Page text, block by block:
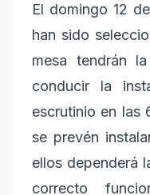
El domingo 12
han sido
mesa tendrán
conducir la
escrutinio en las
se prevén
ellos dependerá
correcto